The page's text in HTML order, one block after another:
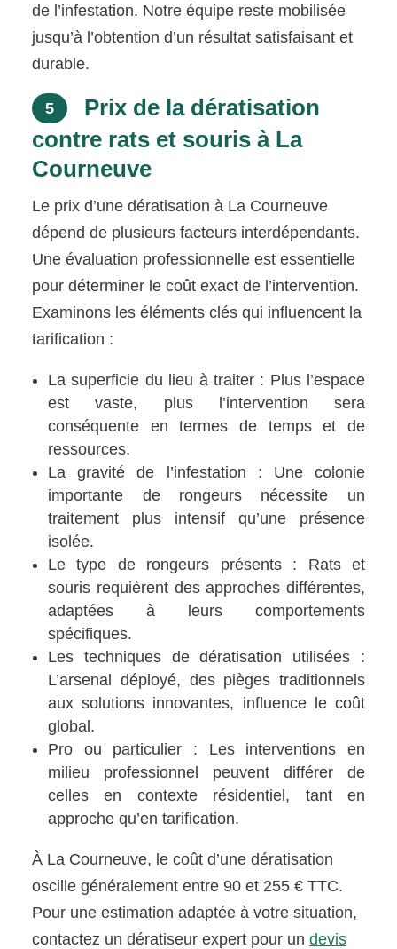
de l’infestation. Notre équipe reste mobilisée
jusqu’à l’obtention d’un résultat satisfaisant et
durable.
5
Prix de la dératisation
contre rats et souris à La
Courneuve
Le prix d’une dératisation à La Courneuve
dépend de plusieurs facteurs interdépendants.
Une évaluation professionnelle est essentielle
pour déterminer le coût exact de l’intervention.
Examinons les éléments clés qui influencent la
tarification :
La superficie du lieu à traiter : Plus l’espace
est vaste, plus l’intervention sera
conséquente en termes de temps et de
ressources.
La gravité de l’infestation : Une colonie
importante de rongeurs nécessite un
traitement plus intensif qu’une présence
isolée.
Le type de rongeurs présents : Rats et
souris requièrent des approches différentes,
adaptées à leurs comportements
spécifiques.
Les techniques de dératisation utilisées :
L’arsenal déployé, des pièges traditionnels
aux solutions innovantes, influence le coût
global.
Pro ou particulier : Les interventions en
milieu professionnel peuvent différer de
celles en contexte résidentiel, tant en
approche qu’en tarification.
À La Courneuve, le coût d’une dératisation
oscille généralement entre 90 et 255 € TTC.
Pour une estimation adaptée à votre situation,
contactez un dératiseur expert pour undevis